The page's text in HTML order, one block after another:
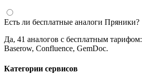
Есть ли бесплатные аналоги Пряники?
Да, 41 аналогов с бесплатным
Baserow, Confluence, GemDoc.
Категории сервисов